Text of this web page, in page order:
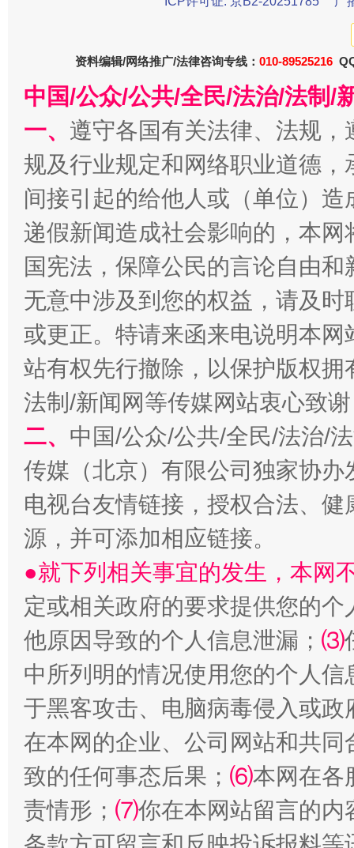
习近平的博鳌关键词
魏明
“刷贴”乱象丛生
揭批美国五大"原罪" "炒
资料编辑/网络推广/法律咨询专线： 010-89525216
中国/公众/公共/全民/法治/法制/
一、 遵守各国有关法律、法规
规及行业规定和网络职业道德
间接引起的给他人或（单位）
递假新闻造成社会影响的，本
国宪法，保障公民的言论自由
无意中涉及到您的权益，请及
或更正。特请来函来电说明本
站有权先行撤除，以保护版权
法制/新闻网等传媒网站衷心致
二、 中国/公众/公共/全民/法治/
传媒（北京）有限公司独家协
电视台友情链接，授权合法、
源，并可添加相应链接。
●就下列相关事宜的发生，本网
定或相关政府的要求提供您的个
他原因导致的个人信息泄漏； ⑶
中所列明的情况使用您的个人
于黑客攻击、电脑病毒侵入或
在本网的企业、公司网站和共
致的任何事态后果； ⑹本网在各
责情形； ⑺你在本网站留言的内